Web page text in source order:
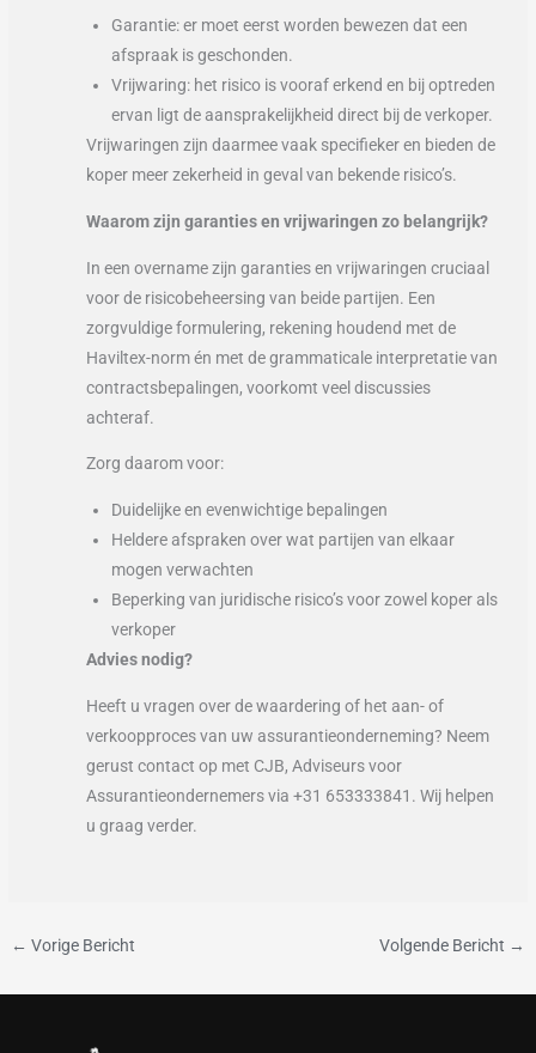
Garantie: er moet eerst worden bewezen dat een
afspraak is geschonden.
Vrijwaring: het risico is vooraf erkend en bij optreden
ervan ligt de aansprakelijkheid direct bij de verkoper.
Vrijwaringen zijn daarmee vaak specifieker en bieden de
koper meer zekerheid in geval van bekende risico’s.
Waarom zijn garanties en vrijwaringen zo belangrijk?
In een overname zijn garanties en vrijwaringen cruciaal
voor de risicobeheersing van beide partijen. Een
zorgvuldige formulering, rekening houdend met de
Haviltex-norm én met de grammaticale interpretatie van
contractsbepalingen, voorkomt veel discussies
achteraf.
Zorg daarom voor:
Duidelijke en evenwichtige bepalingen
Heldere afspraken over wat partijen van elkaar
mogen verwachten
Beperking van juridische risico’s voor zowel koper als
verkoper
Advies nodig?
Heeft u vragen over de waardering of het aan- of
verkoopproces van uw assurantieonderneming? Neem
gerust contact op met CJB, Adviseurs voor
Assurantieondernemers via +31 653333841. Wij helpen
u graag verder.
← Vorige Bericht Volgende Bericht →